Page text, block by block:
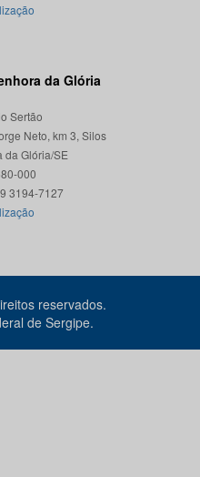
da Glória
Sertão
Neto, km 3, Silos
da Glória/SE
000
Contato +55 79 3194-7127
reservados.
de Sergipe.